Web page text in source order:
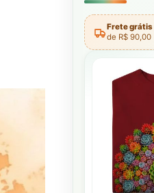
Frete grátis
de R$ 90,00